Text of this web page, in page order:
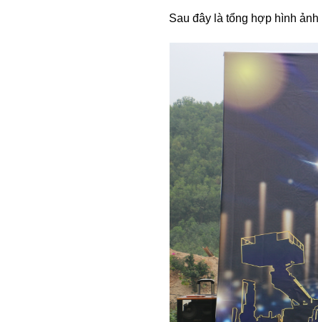
Sau đây là tổng hợp hình